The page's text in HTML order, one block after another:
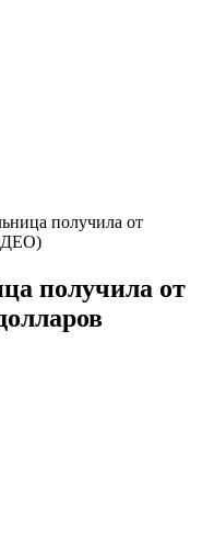
получила от
получила от